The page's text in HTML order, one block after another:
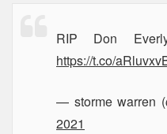
RIP Don
https://t.co/
— storme warren
2021